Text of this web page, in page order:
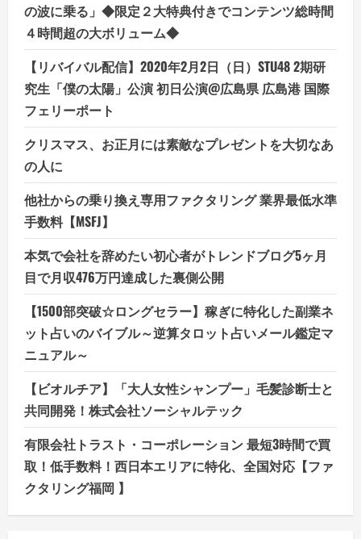
の波に乗る」◆限定２大特典付きでコンテンツ総時間
４時間超の大ボリューム◆
【リバイバル配信】2020年2月2日（日）STU48 2期研
究生「僕の太陽」公演 初日公演@広島県 広島港 国際
フェリーポート
クリスマス、お正月には素敵なプレゼントを大切なあ
の人に
他社からの乗り換え専用ファクタリング 業界最低水準
手数料【MSFJ】
本気で会社を辞めたい初心者がトレンドブログ5ヶ月
目で月収476万円達成した裏側公開
【1500部突破☆ロングセラー】稼ぎに特化した副業ネ
ット占いのバイブル～逆算タロット占いメール鑑定マ
ニュアル～
【ビオルチア】「大人女性シャンプー」毛髪診断士と
共同開発！株式会社ソーシャルテック
有限会社トラスト・コーポレーション 最短3時間で買
取！低手数料！西日本エリアに特化、全国対応【ファ
クタリング福岡 】